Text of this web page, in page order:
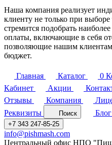
Наша компания реализует
клиенту не только при
стремится подобрать
оплаты, включающие в себя
позволяющие нашим клиентам
бюджет.
Главная Каталог 0
Кабинет
Акции
Отзывы
Компания
Реквизиты
Поиск Блог
+7 343 247-85-25
info@pishmash.com
Центральный офис НПО